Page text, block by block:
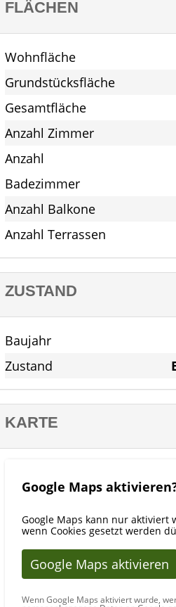
FLÄCHEN
Wohnfläche
Grundstücksfläche
Gesamtfläche
Anzahl Zimmer
Anzahl
Badezimmer
Anzahl Balkone
Anzahl Terrassen
ZUSTAND
Baujahr
Zustand
KARTE
Google Maps
Google Maps kann nur aktiviert
wenn Cookies gesetzt werden
Google Maps aktivieren
Wenn Google Maps aktiviert wurde,